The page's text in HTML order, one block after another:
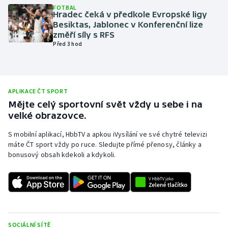
Parasport
Plavání
Ragby
Rychlobruslení
Rychlostní kanoistika
Sportovní střelba
Stolní tenis
FOTBAL
Hradec čeká v předkole Evropské ligy
Besiktas, Jablonec v Konferenční lize
změří síly s RFS
Před 3 hod
APLIKACE ČT SPORT
Mějte celý sportovní svět vždy u sebe i na
velké obrazovce.
S mobilní aplikací, HbbTV a apkou iVysílání ve své chytré televizi
máte ČT sport vždy po ruce. Sledujte přímé přenosy, články a
bonusový obsah kdekoli a kdykoli.
SOCIÁLNÍ SÍTĚ